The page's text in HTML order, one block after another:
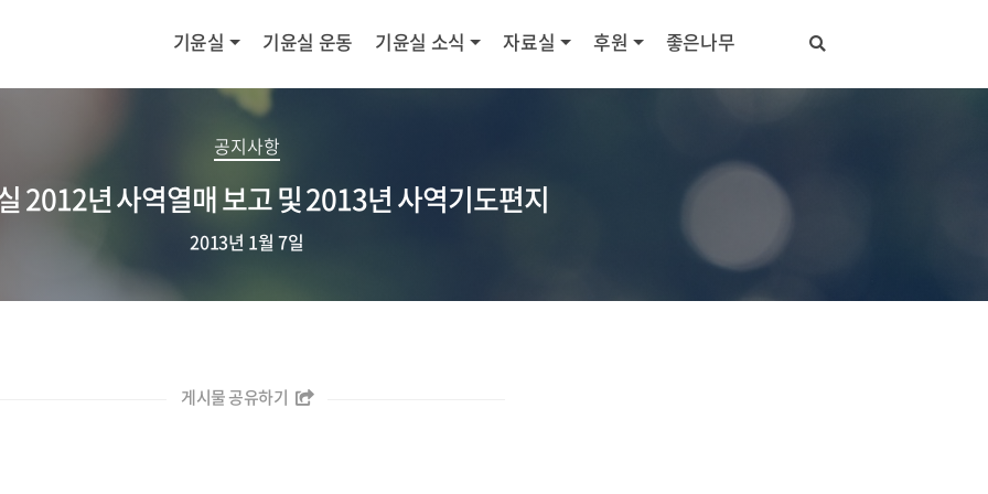
기윤실 기윤실 운동 기윤실 소식 자료실 후원 좋은나무
공지사항
2012년 사역열매 보고 및 2013년 사역기도편지
2013년 1월 7일
게시물 공유하기